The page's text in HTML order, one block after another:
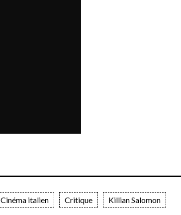
Cinéma italien Critique Killian Salomon